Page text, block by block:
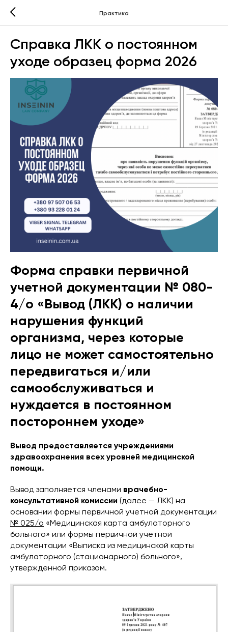
Практика
Справка ЛКК о постоянном
уходе образец форма 2026
Форма справки первичной
учетной документации № 080-
4/о «Вывод (ЛКК) о наличии
нарушения функций
организма, через которые
лицо не может самостоятельно
передвигаться и/или
самообслуживаться и
нуждается в постоянном
постороннем уходе»
Вывод предоставляется учреждениями
здравоохранения всех уровней медицинской
помощи.
Вывод заполняется членами врачебно-
консультативной комиссии (далее — ЛКК) на
основании формы первичной учетной документации
№ 025/о «Медицинская карта амбулаторного
больного» или формы первичной учетной
документации «Выписка из медицинской карты
амбулаторного (стационарного) больного»,
утвержденной приказом.